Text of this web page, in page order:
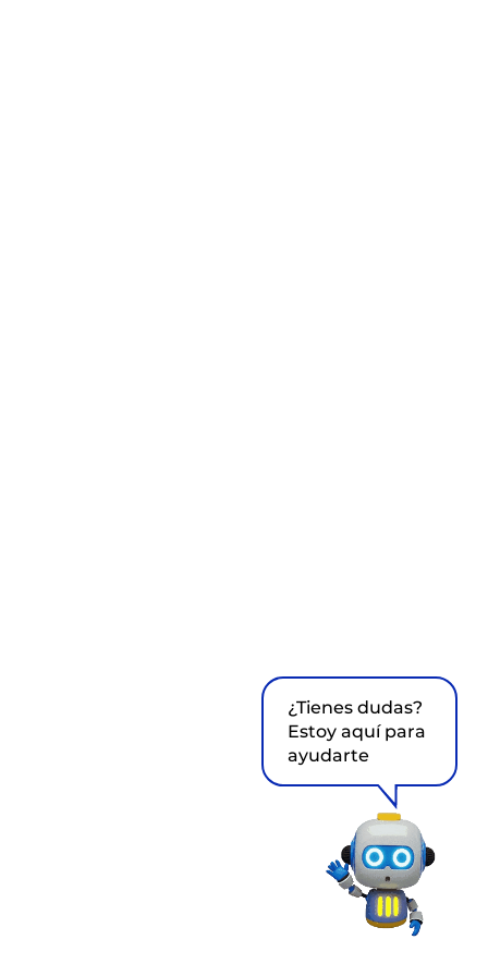
¿Tienes dudas?
Estoy aquí para
ayudarte